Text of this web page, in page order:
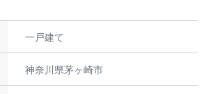
一戸建て
神奈川県茅ヶ崎市